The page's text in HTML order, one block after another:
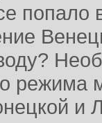
попало
режима
и